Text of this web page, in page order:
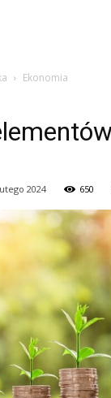
Ekonomia
2024 650